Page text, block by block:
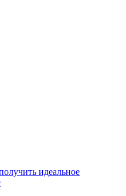
идеальное